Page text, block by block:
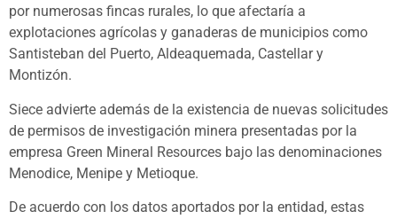
por numerosas fincas rurales, lo que afectaría a
explotaciones agrícolas y ganaderas de municipios como
Santisteban del Puerto, Aldeaquemada, Castellar y
Montizón.
Siece advierte además de la existencia de nuevas solicitudes
de permisos de investigación minera presentadas por la
empresa Green Mineral Resources bajo las denominaciones
Menodice, Menipe y Metioque.
De acuerdo con los datos aportados por la entidad, estas